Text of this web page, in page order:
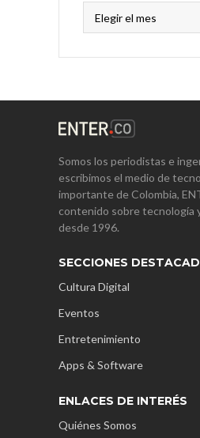
Somos los periodistas e
escribimos el medio de
importante de Colombia,
contenido sobre tecnología
desde 1996.
SECCIONES
Cultura Digital
Eventos
Entretenimiento
Apps & Software
ENLACES DE INTERÉS
Quiénes Somos